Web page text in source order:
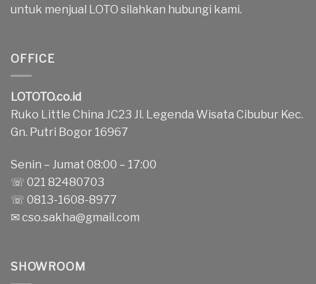
untuk menjual LOTO silahkan hubungi kami.
OFFICE
LOTOTO.co.id
Ruko Little China JC23 Jl. Legenda Wisata Cibubur Kec.
Gn. Putri Bogor 16967
Senin – Jumat 08:00 – 17:00
☏ 021 82480703
☏ 0813-1608-8977
✉cso.sakha@gmail.com
SHOWROOM